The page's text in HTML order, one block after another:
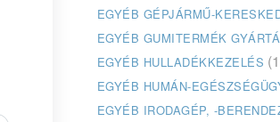
EGYÉB GÉPJÁRMŰ-
EGYÉB GUMITERMÉK
EGYÉB HULLADÉKKEZELÉS
EGYÉB HUMÁN-
EGYÉB IRODAGÉP, -